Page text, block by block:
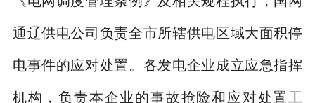
通辽供电公司负责全市所辖供电区域大面积停
电事件的应对处置。各发电企业成立应急指挥
机构，负责本企业的事故抢险和应对处置工